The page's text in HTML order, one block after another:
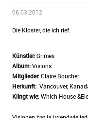
06.03.2012
Die Kloster, die ich rief.
Künstler:Grimes
Album:Visions
Mitglieder:Claire Boucher
Herkunft: Vancouver,
Klingt wie:Which House